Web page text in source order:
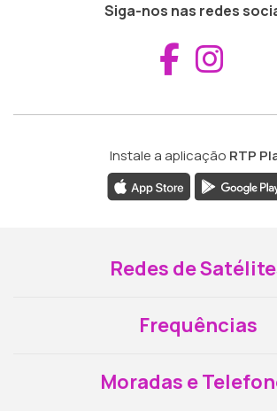
Siga-nos nas redes
Instale a aplicação RTP
Redes de
Frequências
Moradas e